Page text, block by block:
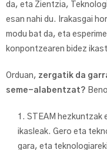
da, eta Zientzia,
esan nahi du. Irakasgai
modu bat da, eta
konpontzearen bidez
Orduan, zergatik da
seme-alabentzat?
STEAM hezkuntzak
ikasleak. Gero eta
gara, eta